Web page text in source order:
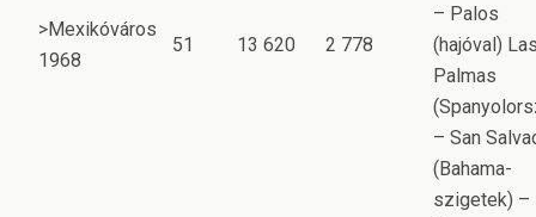
>Mexikóváros
1968
51 13 620 2 778
– Palos
(hajóval)
Palmas
– San
(Bahama-
szigetek) –